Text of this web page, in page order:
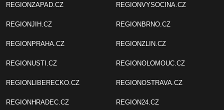
REGIONZAPAD.CZ
REGIONJIH.CZ
REGIONPRAHA.CZ
REGIONUSTI.CZ
REGIONLIBERECKO.CZ
REGIONHRADEC.CZ
REGIONVYSOCINA.CZ
REGIONBRNO.CZ
REGIONZLIN.CZ
REGIONOLOMOUC.CZ
REGIONOSTRAVA.CZ
REGION24.CZ